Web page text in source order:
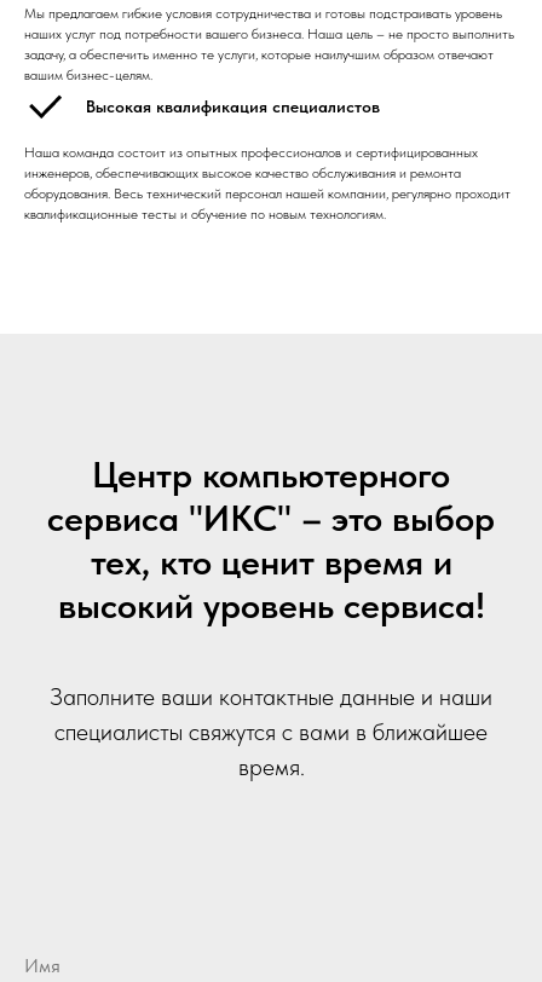
Мы предлагаем гибкие условия сотрудничества и готовы подстраивать уровень
наших услуг под потребности вашего бизнеса. Наша цель – не просто выполнить
задачу, а обеспечить именно те услуги, которые наилучшим образом отвечают
вашим бизнес-целям.
Высокая квалификация специалистов
Наша команда состоит из опытных профессионалов и сертифицированных
инженеров, обеспечивающих высокое качество обслуживания и ремонта
оборудования. Весь технический персонал нашей компании, регулярно проходит
квалификационные тесты и обучение по новым технологиям.
Центр компьютерного
сервиса "ИКС" – это выбор
тех, кто ценит время и
высокий уровень сервиса!
Заполните ваши контактные данные и наши
специалисты свяжутся с вами в ближайшее
время.